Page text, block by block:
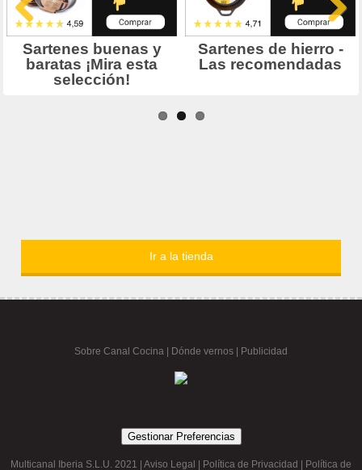
Ir a la tienda
Sobre Canal Cocina Dónde vernos | Publicidad
Gestionar Preferencias
Multicanal Iberia S.L.U. 2021 | Aviso Legal Política de Privacidad Política de